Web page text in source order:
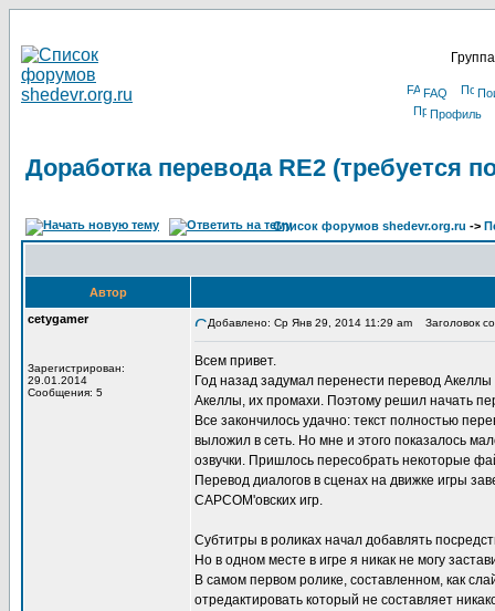
FAQ
Профиль
Доработка перевода RE2 (требуется
Список форумов shedevr.org.ru ->
Автор
cetygamer
Зарегистрирован:
29.01.2014
Сообщения: 5
Добавлено: Ср Янв 29, 2014 11:29 am Заголовок
Всем привет.
Год назад задумал перенести перевод
Акеллы, их промахи. Поэтому решил начать
Все закончилось удачно: текст полностью
выложил в сеть. Но мне и этого показалось
озвучки. Пришлось пересобрать некоторые
Перевод диалогов в сценах на движке игры
CAPCOM'овских игр.
Субтитры в роликах начал добавлять
Но в одном месте в игре я никак не могу
В самом первом ролике, составленном, как
отредактировать который не составляет